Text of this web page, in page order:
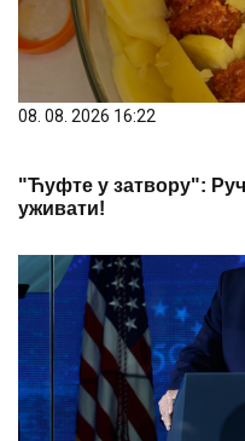
08. 08. 2026 16:22
"Ћуфте у затвору":
уживати!